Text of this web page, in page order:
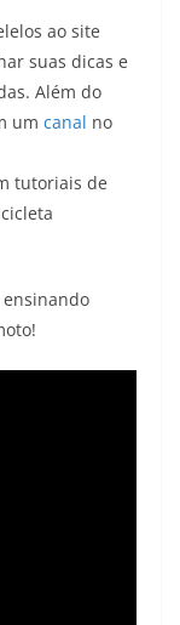
ao site
suas dicas e
Além do
um canal no
tutoriais de